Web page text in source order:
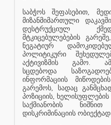
საბჭოს შეფასებით,
მიზანმიმართული
დესტრუქციულ
მტკიცებულებების
ნეგატიურ
პოლიტიკური
აქტივიზმის გამო.
სცდებოდა
ინფორმაციის
გარემოს, სადაც
პოზიციის, ხელისუფლების
საქმიანობის
დისკრიმინაციის ობიექტად